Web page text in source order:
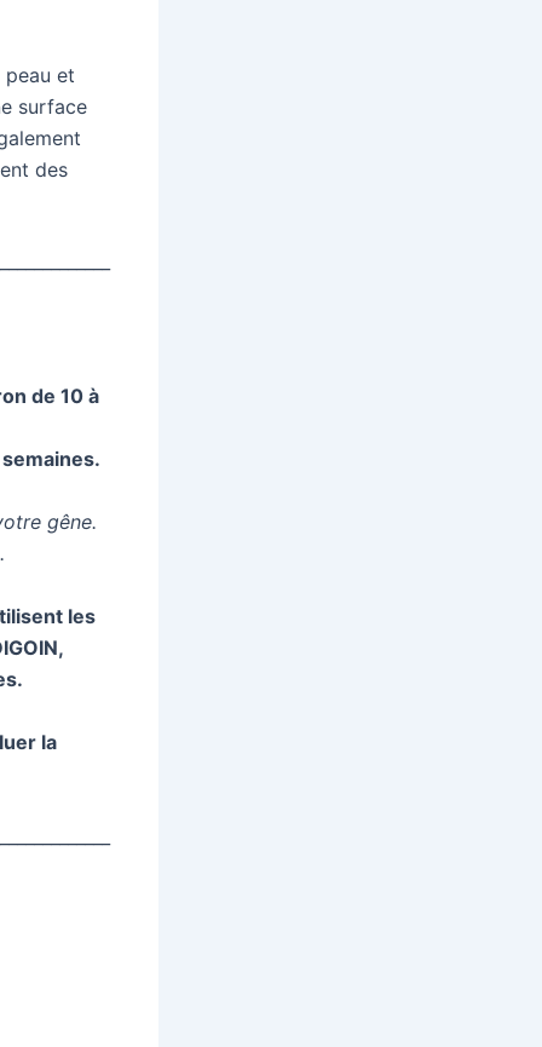
et
surface
des
de 10 à
gêne.
les
la